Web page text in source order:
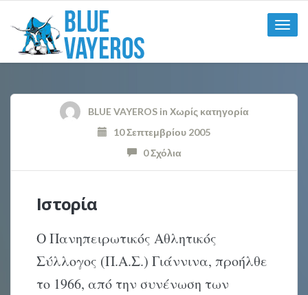
Toggle
BLUE VAYEROSin Χωρίς κατηγορία
10 Σεπτεμβρίου 2005
0 Σχόλια
Ιστορία
Ο Πανηπειρωτικός Αθλητικός
Σύλλογος (Π.Α.Σ.) Γιάννινα, προήλθε
το 1966, από την συνένωση των